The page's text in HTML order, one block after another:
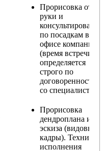
Прорисовка от
руки и
консультирование
по посадкам в
офисе компании
(время встречи
определяется
строго по
договоренности
со специалистом)
Прорисовка
дендроплана и
эскиза (видовые
кадры). Техника
исполнения